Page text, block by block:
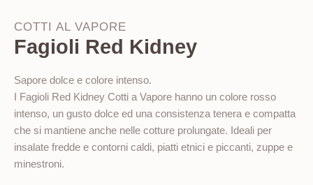
COTTI AL VAPORE
Fagioli Red Kidney
Sapore dolce e colore intenso.
I Fagioli Red Kidney Cotti a Vapore hanno un colore rosso
intenso, un gusto dolce ed una consistenza tenera e compatta
che si mantiene anche nelle cotture prolungate. Ideali per
insalate fredde e contorni caldi, piatti etnici e piccanti, zuppe e
minestroni.